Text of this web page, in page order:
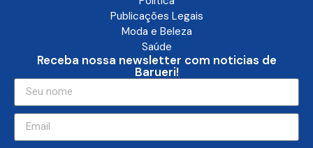
Publicações Legais
Moda e Beleza
Saúde
Receba nossa newsletter com noticias de
Barueri!